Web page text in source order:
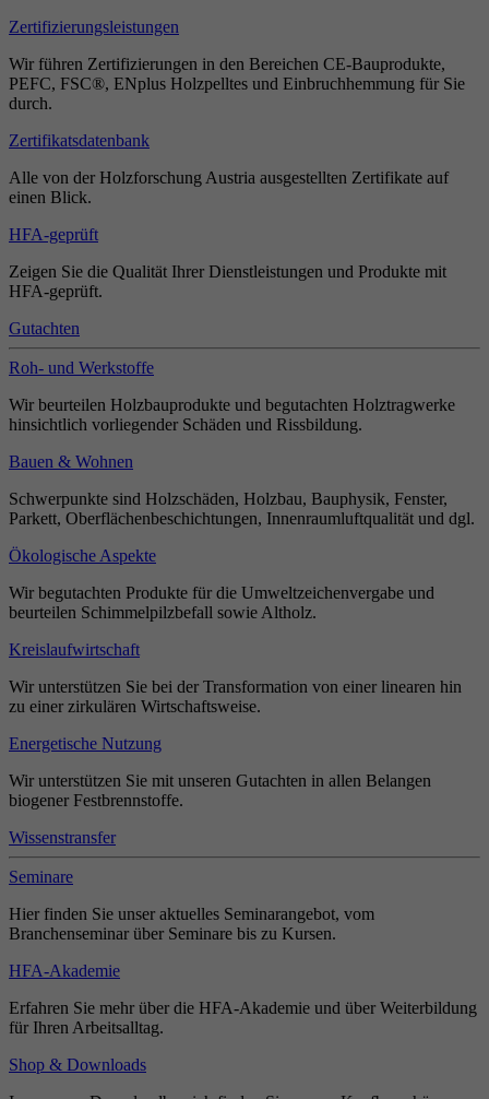
Zertifizierungsleistungen
Wir führen Zertifizierungen in den Bereichen CE-Bauprodukte,
PEFC, FSC®, ENplus Holzpelltes und Einbruchhemmung für Sie
durch.
Zertifikatsdatenbank
Alle von der Holzforschung Austria ausgestellten Zertifikate auf
einen Blick.
HFA-geprüft
Zeigen Sie die Qualität Ihrer Dienstleistungen und Produkte mit
HFA-geprüft.
Gutachten
Roh- und Werkstoffe
Wir beurteilen Holzbauprodukte und begutachten Holztragwerke
hinsichtlich vorliegender Schäden und Rissbildung.
Bauen & Wohnen
Schwerpunkte sind Holzschäden, Holzbau, Bauphysik, Fenster,
Parkett, Oberflächenbeschichtungen, Innenraumluftqualität und dgl.
Ökologische Aspekte
Wir begutachten Produkte für die Umweltzeichenvergabe und
beurteilen Schimmelpilzbefall sowie Altholz.
Kreislaufwirtschaft
Wir unterstützen Sie bei der Transformation von einer linearen hin
zu einer zirkulären Wirtschaftsweise.
Energetische Nutzung
Wir unterstützen Sie mit unseren Gutachten in allen Belangen
biogener Festbrennstoffe.
Wissenstransfer
Seminare
Hier finden Sie unser aktuelles Seminarangebot, vom
Branchenseminar über Seminare bis zu Kursen.
HFA-Akademie
Erfahren Sie mehr über die HFA-Akademie und über Weiterbildung
für Ihren Arbeitsalltag.
Shop & Downloads